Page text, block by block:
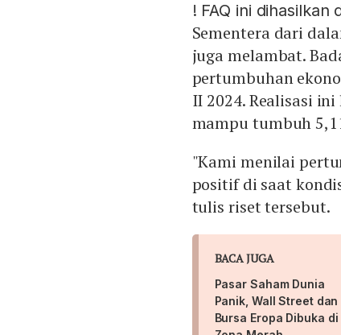
! FAQ ini dihasilkan
Sementera dari
juga melambat.
pertumbuhan
II 2024. Realisasi
mampu tumbuh
''Kami menilai
positif di saat
tulis riset tersebut.
BACA JUGA
Pasar Saham Dunia
Panik, Wall Street dan
Bursa Eropa Dibuka di